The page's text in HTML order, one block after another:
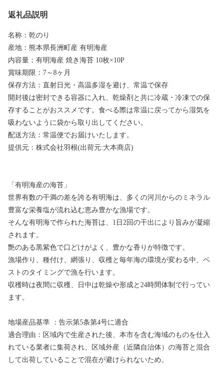
返礼品説明
名称：乾のり
産地：熊本県長洲町産 有明海産
内容量：有明海産 焼き海苔 10枚×10P
賞味期限：7～8ヶ月
保存方法：直射日光・高温多湿を避け、常温で保存
開封後は密封できる容器に入れ、乾燥剤と共に冷蔵・冷凍での保
存することがおススメです。食べる際は常温に戻ってから湿気を
吸わないように袋から取り出してください。
配送方法：常温便でお届けいたします。
提供元：株式会社羽根(出荷元:大本商店)
「有明海産の海苔」
世界有数の干満の差を誇る有明海は、多くの河川からのミネラル
豊富な栄養塩が流れ込む恵み豊かな漁場です。
そんな有明海で作られた海苔は、1日2回の干出により旨みが凝縮
されます。
艶のある黒紫色で口どけがよく、豊かな香りが特徴です。
漁場作り、種付け、網張り、収穫と毎年海の環境が変わる中、ベ
ストのタイミングで漁を行います。
収穫時は夜間に収穫、日中は乾燥や形成と24時間体制で行ってい
ます。
地場産品基準 ：告示第5条第4号に適合
適合理由：区域内で生産された後、本市を含む海域のものを仕入
れている業者に集荷され、区域外産（近隣自治体）の海苔と混合
して出荷していることで混在が避けられないため。